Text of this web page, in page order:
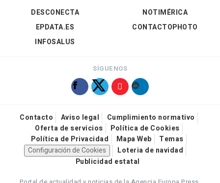
DESCONECTA
EPDATA.ES
INFOSALUS
NOTIMÉRICA
CONTACTOPHOTO
SÍGUENOS
Contacto Aviso legal
Cumplimiento normativo
Oferta de servicios
Política de Cookies
Política de Privacidad
Mapa Web
Temas
Configuración de Cookies
Loteria de navidad
Publicidad estatal